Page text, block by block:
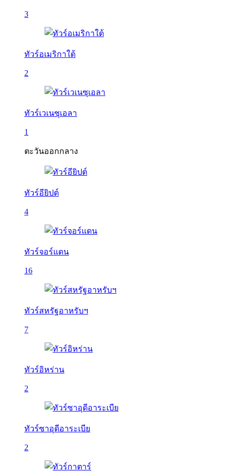
3
ทัวร์อเมริกาใต้
2
ทัวร์เวเนซุเอลา
1
ตะวันออกกลาง
ทัวร์อียิปต์
4
ทัวร์จอร์แดน
16
ทัวร์สหรัฐอาหรับฯ
7
ทัวร์อิหร่าน
2
ทัวร์ซาอุดีอาระเบีย
2